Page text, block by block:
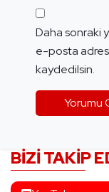
Daha sonraki
e-posta
kaydedilsin.
BIZI TAKIP